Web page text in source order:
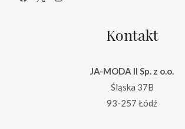
Kontakt
JA-MODA II Sp. z o.o.
Śląska 37B
93-257 Łódź